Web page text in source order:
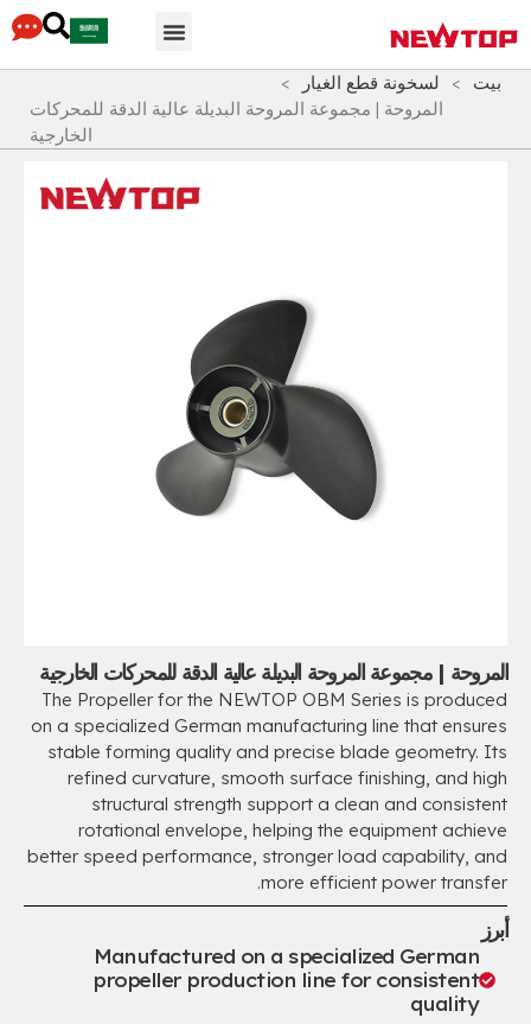
بيت > لسخونة قطع الغيار
>
المروحة | مجموعة المروحة البديلة عالية الدقة للمحركات
الخارجية
المروحة | مجموعة المروحة البديلة عالية الدقة للمحركات الخارجية
The Propeller for the NEWTOP OBM Series is produced
on a specialized German manufacturing line that ensures
stable forming quality and precise blade geometry .Its
refined curvature ,smooth surface finishing ,and high
structural strength support a clean and consistent
rotational envelope ,helping the equipment achieve
better speed performance ,stronger load capability ,and
more efficient power transfer
.
أبرز
Manufactured on a specialized German
propeller production line for consistent
quality